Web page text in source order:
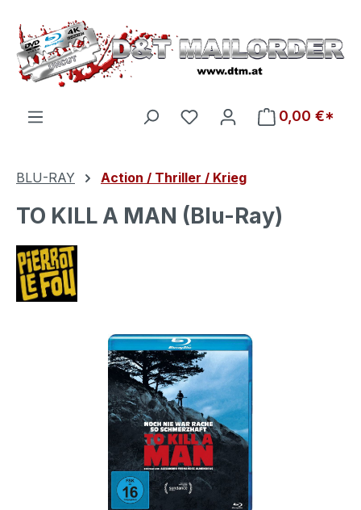
Zum Hauptinhalt springen
Du hast 0 Produkte auf
0,00 €*
BLU-RAY Action / Thriller / Krieg
TO KILL A MAN (Blu-Ray)
Bildergalerie überspringen